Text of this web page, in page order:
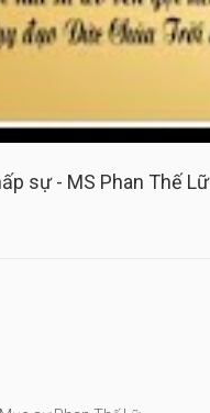
sự - MS Phan Thế Lữ